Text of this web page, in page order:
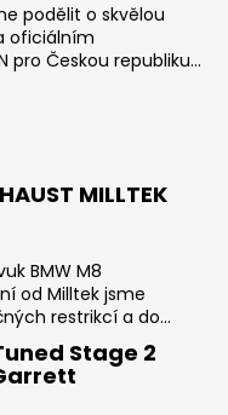
podělit o skvělou
oficiálním
pro Českou republiku...
MILLTEK
BMW M8
od Milltek jsme
restrikcí a do...
Stage 2